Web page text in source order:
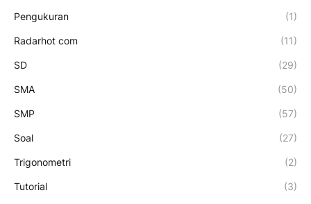
Pengukuran (1)
Radarhot com (11)
SD (29)
SMA (50)
SMP (57)
Soal (27)
Trigonometri (2)
Tutorial (3)